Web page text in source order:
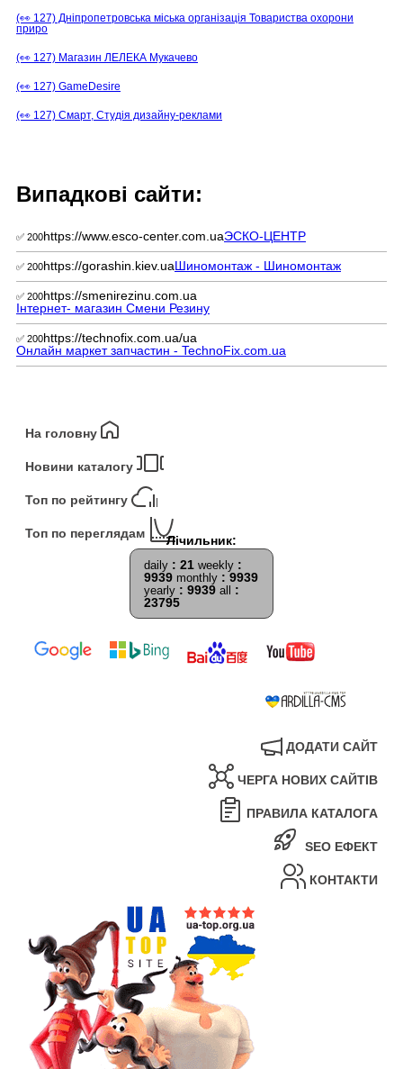
(👀 127) Дніпропетровська міська організація Товариства охорони
приро
(👀 127) Магазин ЛЕЛЕКА Мукачево
(👀 127) GameDesire
(👀 127) Смарт, Студія дизайну-реклами
Випадкові сайти:
✅ 200https://www.esco-center.com.uaЭСКО-ЦЕНТР
✅ 200https://gorashin.kiev.uaШиномонтаж - Шиномонтаж
✅ 200https://smenirezinu.com.ua
Інтернет- магазин Смени Резину
✅ 200https://technofix.com.ua/ua
Онлайн маркет запчастин - TechnoFix.com.ua
На головну
Новини каталогу
Топ по рейтингу
Топ по переглядам
daily : 21 weekly :
9939 monthly : 9939
yearly : 9939 all :
23795
ДОДАТИ САЙТ
ЧЕРГА НОВИХ САЙТІВ
ПРАВИЛА КАТАЛОГА
SEO ЕФЕКТ
КОНТАКТИ